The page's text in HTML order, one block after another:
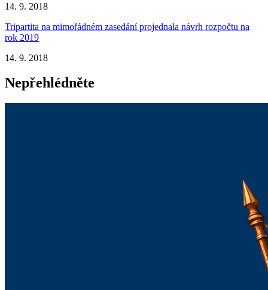
14. 9. 2018
Tripartita na mimořádném zasedání projednala návrh rozpočtu na
rok 2019
14. 9. 2018
Nepřehlédněte